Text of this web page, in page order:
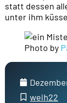
statt dessen
unter ihm
Photo by
weih22